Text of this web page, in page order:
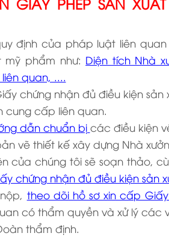
định của pháp luật liên
mỹ phẩm như: Diện tích Nhà
quan, ....
chứng nhận đủ điều kiện sản
cấp liên quan.
dẫn chuẩn bị các điều kiện
vẽ thiết kế xây dựng Nhà
của chúng tôi sẽ soạn thảo,
chứng nhận đủ điều kiện sản
theo dõi hồ sơ xin cấp
có thẩm quyền và xử lý các
thẩm định.